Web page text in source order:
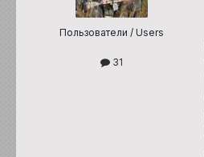
Пользователи / Users
31